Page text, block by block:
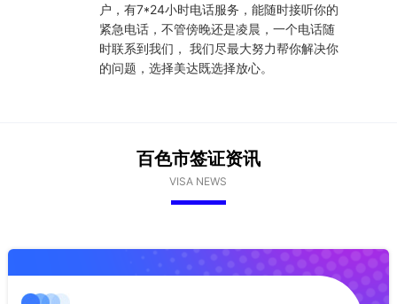
户，有7*24小时电话服务，能随时接听你的
紧急电话，不管傍晚还是凌晨，一个电话随
时联系到我们， 我们尽最大努力帮你解决你
的问题，选择美达既选择放心。
百色市签证资讯
VISA NEWS